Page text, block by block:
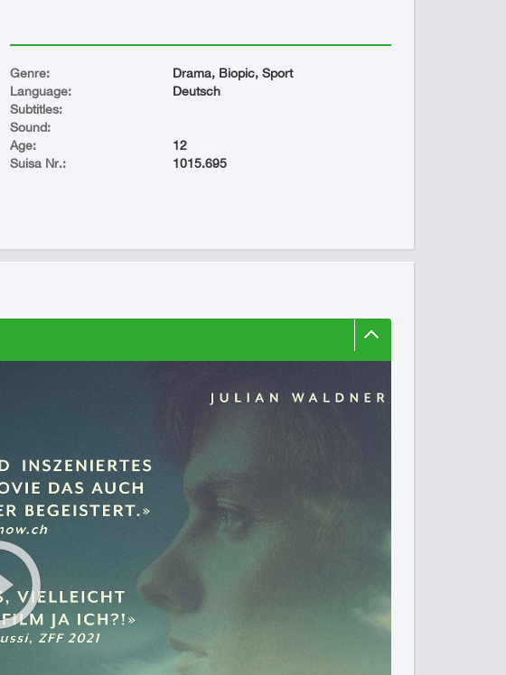
Genre:
Drama, Biopic, Sport
Language:
Deutsch
Subtitles:
Sound:
Age:
12
Suisa Nr.:
1015.695